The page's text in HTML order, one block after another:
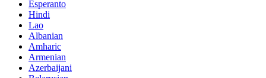
Esperanto
Hindi
Lao
Albanian
Amharic
Armenian
Azerbaijani